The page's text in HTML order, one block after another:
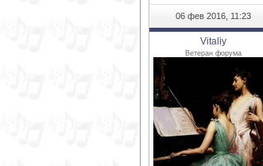
06 фев 2016, 11:23
Vitaliy
Ветеран форума